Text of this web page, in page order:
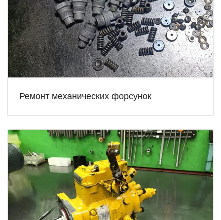
Ремонт механических форсунок